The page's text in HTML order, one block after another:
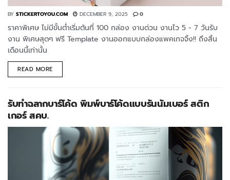
BY STICKERTOYOU.COM DECEMBER 9, 2025 0
ราคาพิเศษ ไม่มีขั้นต่ำเริ่มต้นที่ 100 กล่อง งานด่วน งานไว 5 - 7 วันรับ
งาน พิเศษสุดๆ ฟรี Template งานออกแบบกล่องแพคเกจจิ้ง!! ถึงสิ้น
เดือนนี้เท่านั้น
READ MORE
รับทำฉลากบาร์โค้ด พิมพ์บาร์โค้ดแบบรันนัมเบอร์ สติก
เกอร์ สคบ.